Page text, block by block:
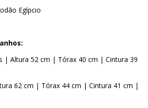
Egípcio
| Altura 52 cm | Tórax 40 cm | Cintura 39
62 cm | Tórax 44 cm | Cintura 41 cm |